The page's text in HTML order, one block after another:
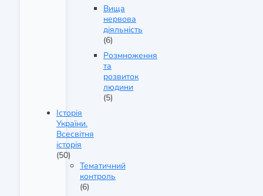
Вища
нервова
діяльність
(6)
Розмноження
та
розвиток
людини
(5)
Історія
України.
Всесвітня
історія
(50)
Тематичний
контроль
(6)